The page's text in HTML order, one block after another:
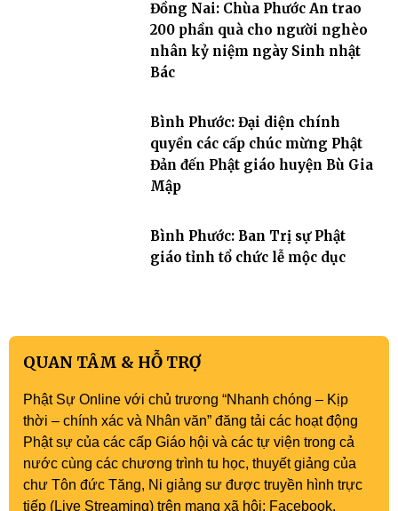
Đồng Nai: Chùa Phước An trao
200 phần quà cho người nghèo
nhân kỷ niệm ngày Sinh nhật
Bác
Bình Phước: Đại diện chính
quyền các cấp chúc mừng Phật
Đản đến Phật giáo huyện Bù Gia
Mập
Bình Phước: Ban Trị sự Phật
giáo tỉnh tổ chức lễ mộc dục
QUAN TÂM & HỖ TRỢ
Phật Sự Online với chủ trương “Nhanh chóng – Kịp
thời – chính xác và Nhân văn” đăng tải các hoạt động
Phật sự của các cấp Giáo hội và các tự viện trong cả
nước cùng các chương trình tu học, thuyết giảng của
chư Tôn đức Tăng, Ni giảng sư được truyền hình trực
tiếp (Live Streaming) trên mạng xã hội: Facebook,